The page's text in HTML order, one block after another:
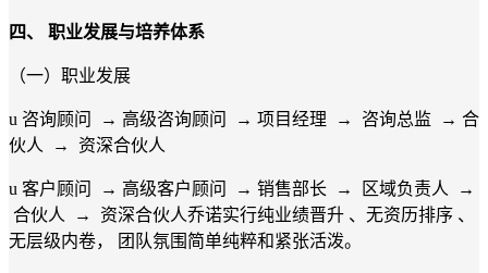
四、 职业发展与培养体系
（一）职业发展
u 咨询顾问 → 高级咨询顾问 → 项目经理 → 咨询总监 → 合
伙人 → 资深合伙人
u 客户顾问 → 高级客户顾问 → 销售部长 → 区域负责人 →
合伙人 → 资深合伙人乔诺实行纯业绩晋升 、无资历排序 、
无层级内卷， 团队氛围简单纯粹和紧张活泼。